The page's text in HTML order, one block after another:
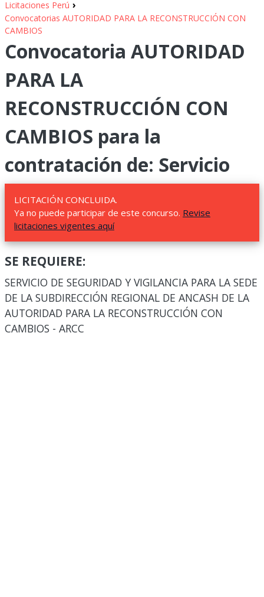
Licitaciones Perú ›
Convocatorias AUTORIDAD PARA LA RECONSTRUCCIÓN CON
CAMBIOS
Convocatoria AUTORIDAD
PARA LA
RECONSTRUCCIÓN CON
CAMBIOS para la
contratación de: Servicio
LICITACIÓN CONCLUIDA.
Ya no puede participar de este concurso. Revise
licitaciones vigentes aquí
SE REQUIERE:
SERVICIO DE SEGURIDAD Y VIGILANCIA PARA LA SEDE
DE LA SUBDIRECCIÓN REGIONAL DE ANCASH DE LA
AUTORIDAD PARA LA RECONSTRUCCIÓN CON
CAMBIOS - ARCC